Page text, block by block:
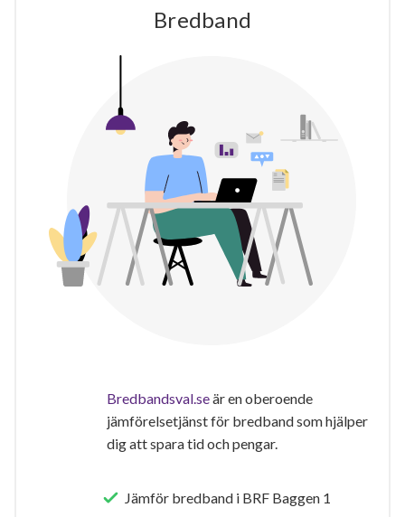
Bredband
Bredbandsval.seär en oberoende
jämförelsetjänst för bredband som hjälper
dig att spara tid och pengar.
Jämför bredband i BRF Baggen 1